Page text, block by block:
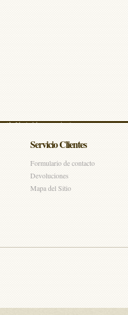
Servicio Clientes
Formulario de contacto
Devoluciones
Mapa del Sitio